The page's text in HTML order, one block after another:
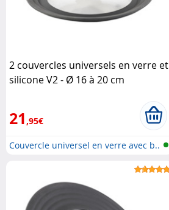
2 couvercles universels en verre et
silicone V2 - Ø 16 à 20 cm
21 ,95€
Couvercle universel en verre avec b..